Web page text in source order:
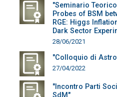
"Seminario
Probes of BSM
RGE: Higgs
Dark Sector
28/06/2021
"Colloquio di
27/04/2022
"Incontro Parti
SdM"